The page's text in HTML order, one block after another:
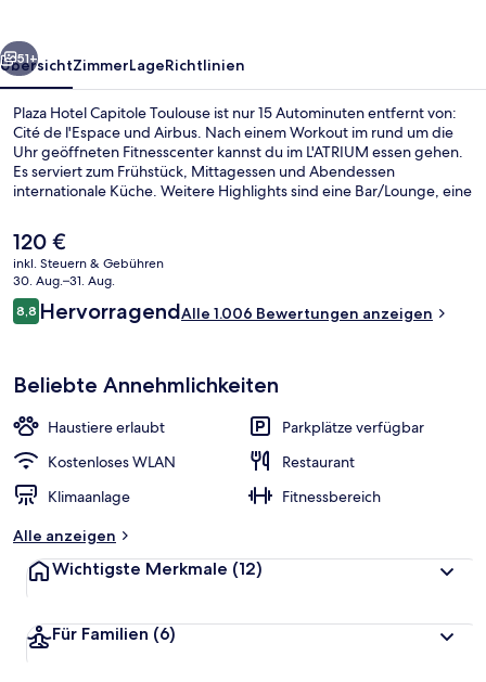
Weiter
51+
ÜbersichtZimmerLageRichtlinien
Plaza Hotel Capitole Toulouse ist nur 15 Autominuten entfernt von:
Cité de l'Espace und Airbus. Nach einem Workout im rund um die
Uhr geöffneten Fitnesscenter kannst du im L'ATRIUM essen gehen.
Es serviert zum Frühstück, Mittagessen und Abendessen
internationale Küche. Weitere Highlights sind eine Bar/Lounge, eine
hilfsbereite Personal und die Lage sehr gut. Die öffentlichen
Verkehrsmittel sind nur einen kurzen Fußmarsch entfernt: Zur
Station Capitole sind es 3 Minuten und zur Station Esquirol 6
Minuten.
Der
aktuelle
Preis
beträgt
120 €.
120 €
inkl. Steuern & Gebühren
30. Aug.–31. Aug.
Bewertungen
8,88,8 von 10.
HervorragendAlle 1.006 Bewertungen anzeigen
Beliebte Annehmlichkeiten
Haustiere erlaubt
Parkplätze verfügbar
Kostenloses WLAN
Restaurant
Klimaanlage
Fitnessbereich
Alle anzeigen
Wichtigste Merkmale (12)
Für Familien (6)